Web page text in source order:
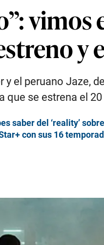
vimos
y
y el peruano Jaze,
que se estrena el
saber del ‘reality’
con sus 16